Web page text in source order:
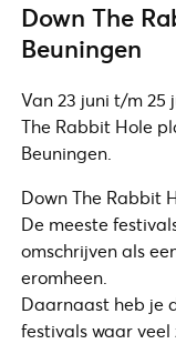
Down The
Beuningen
Van 23 juni t/m 25
The Rabbit Hole
Beuningen.
Down The Rabbit
De meeste
omschrijven als
eromheen.
Daarnaast heb je
festivals waar